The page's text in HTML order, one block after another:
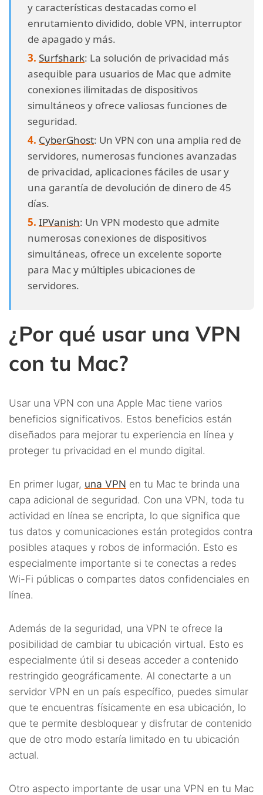
y características destacadas como el
enrutamiento dividido, doble VPN, interruptor
de apagado y más.
Surfshark: La solución de privacidad más
asequible para usuarios de Mac que admite
conexiones ilimitadas de dispositivos
simultáneos y ofrece valiosas funciones de
seguridad.
CyberGhost: Un VPN con una amplia red de
servidores, numerosas funciones avanzadas
de privacidad, aplicaciones fáciles de usar y
una garantía de devolución de dinero de 45
días.
IPVanish: Un VPN modesto que admite
numerosas conexiones de dispositivos
simultáneas, ofrece un excelente soporte
para Mac y múltiples ubicaciones de
servidores.
¿Por qué usar una VPN
con tu Mac?
Usar una VPN con una Apple Mac tiene varios
beneficios significativos. Estos beneficios están
diseñados para mejorar tu experiencia en línea y
proteger tu privacidad en el mundo digital.
En primer lugar, una VPN en tu Mac te brinda una
capa adicional de seguridad. Con una VPN, toda tu
actividad en línea se encripta, lo que significa que
tus datos y comunicaciones están protegidos contra
posibles ataques y robos de información. Esto es
especialmente importante si te conectas a redes
Wi-Fi públicas o compartes datos confidenciales en
línea.
Además de la seguridad, una VPN te ofrece la
posibilidad de cambiar tu ubicación virtual. Esto es
especialmente útil si deseas acceder a contenido
restringido geográficamente. Al conectarte a un
servidor VPN en un país específico, puedes simular
que te encuentras físicamente en esa ubicación, lo
que te permite desbloquear y disfrutar de contenido
que de otro modo estaría limitado en tu ubicación
actual.
Otro aspecto importante de usar una VPN en tu Mac